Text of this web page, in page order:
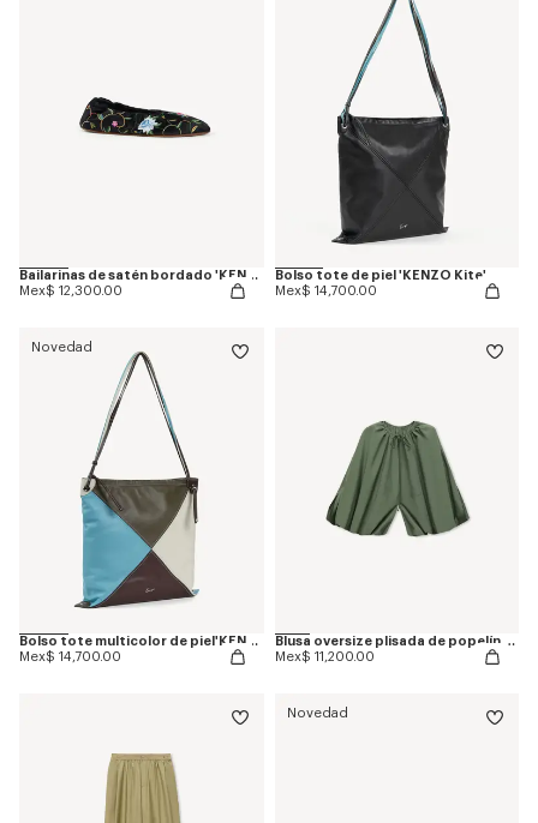
Bailarinas de satén bordado 'KENZO Ballet'
Mex$ 12,300.00
Bolso tote de piel 'KENZO Kite'
Mex$ 14,700.00
Novedad
Bolso tote multicolor de piel'KENZO Kite'
Mex$ 14,700.00
Blusa oversize plisada de popelín de algodón
Mex$ 11,200.00
Novedad